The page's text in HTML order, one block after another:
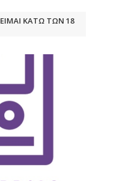
ΕΊΜΑΙ ΚΆΤΩ ΤΩΝ 18